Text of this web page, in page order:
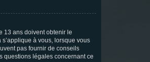
13 ans doivent obtenir le
à vous, lorsque vous
pas fournir de conseils
questions légales concernant ce